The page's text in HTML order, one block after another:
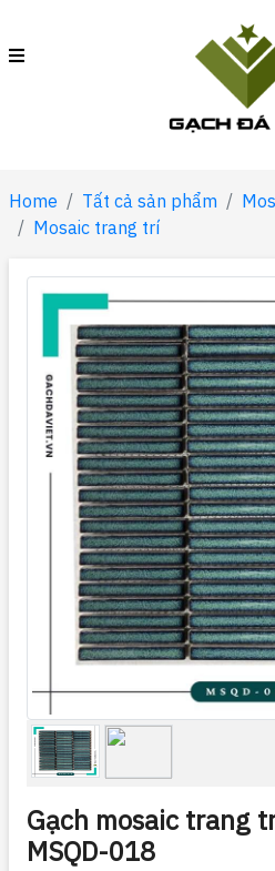
Home Tất cả sản phẩm
Mosaic trang trí
Gạch mosaic trang
MSQD-018